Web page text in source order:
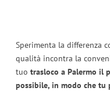
Sperimenta la differenza
qualità incontra la
tuo trasloco a Palermo il
possibile, in modo che tu